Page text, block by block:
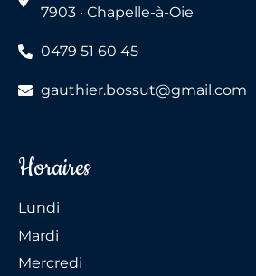
7903 · Chapelle-à-Oie
0479 51 60 45
gauthier.bossut@gmail.com
Horaires
Lundi
Mardi
Mercredi